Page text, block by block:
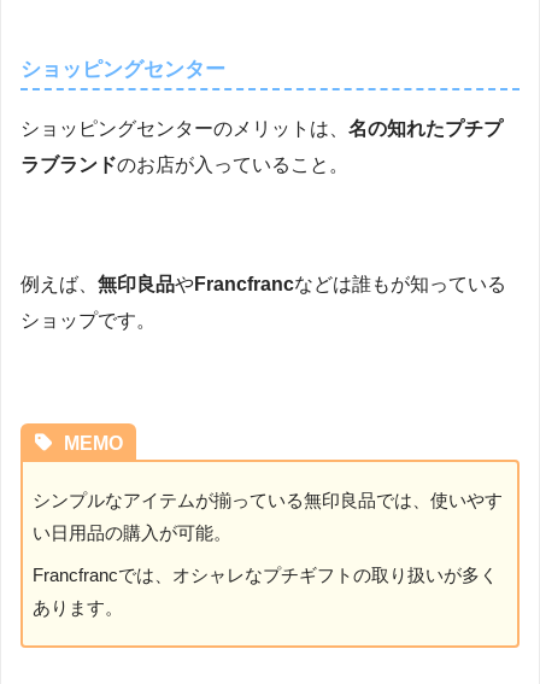
ショッピングセンター
ショッピングセンターのメリットは、 名の知れたプチプ
ラブランドのお店が入っていること。
例えば、 無印良品やFrancfrancなどは誰もが知っている
ショップです。
MEMO
シンプルなアイテムが揃っている無印良品では、使いやす
い日用品の購入が可能。
Francfrancでは、オシャレなプチギフトの取り扱いが多く
あります。